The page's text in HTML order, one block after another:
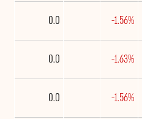
-1.56%
0.0
-1.63%
0.0
-1.56%
0.0